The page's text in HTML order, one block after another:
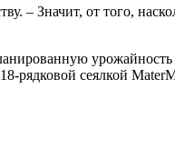
– Значит, от того,
урожайность
рядковой сеялкой